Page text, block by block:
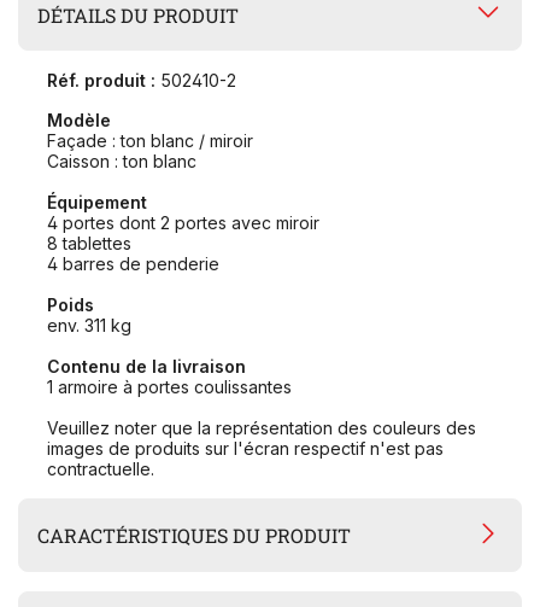
DÉTAILS DU PRODUIT
Réf. produit : 502410-2
Modèle
Façade : ton blanc / miroir
Caisson : ton blanc
Équipement
4 portes dont 2 portes avec miroir
8 tablettes
4 barres de penderie
Poids
env. 311 kg
Contenu de la livraison
1 armoire à portes coulissantes
Veuillez noter que la représentation des couleurs des
images de produits sur l'écran respectif n'est pas
contractuelle.
CARACTÉRISTIQUES DU PRODUIT